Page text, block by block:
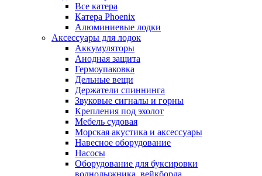
Все катера
Катера Phoenix
Алюминиевые лодки
Аксессуары для лодок
Аккумуляторы
Анодная защита
Гермоупаковка
Дельные вещи
Держатели спиннинга
Звуковые сигналы и горны
Крепления под эхолот
Мебель судовая
Морская акустика и аксессуары
Навесное оборудование
Насосы
Оборудование для буксировки
воднолыжника, вейкборда